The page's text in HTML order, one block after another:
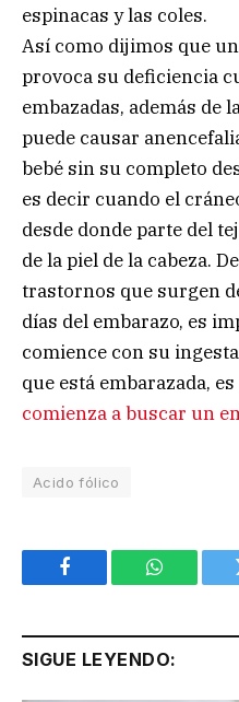
espinacas y las coles.
Así como dijimos que
provoca su deficiencia
embazadas, además de
puede causar
bebé sin su completo
es decir cuando el
desde donde parte del
de la piel de la cabeza.
trastornos que surgen
días del embarazo, es
comience con su
que está embarazada,
comienza a buscar un
Acido fólico
Facebook WhatsApp
SIGUE LEYENDO: